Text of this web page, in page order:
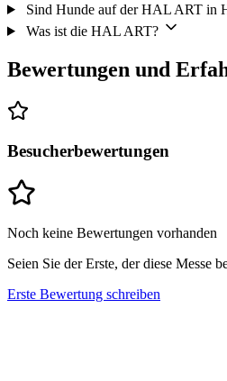
Sind Hunde auf der HAL ART in
Was ist die HAL ART?
Bewertungen und
Besucherbewertungen
Noch keine Bewertungen vorhanden
Seien Sie der Erste, der diese Messe
Erste Bewertung schreiben